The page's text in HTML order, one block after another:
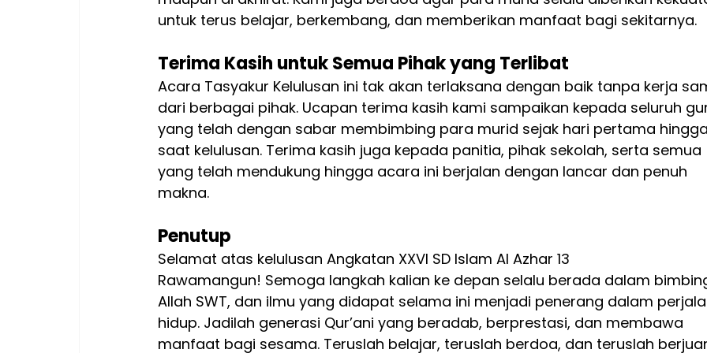
untuk terus belajar, berkembang, dan memberikan manfaat bagi sekitarnya.
Terima Kasih untuk Semua Pihak yang Terlibat
Acara Tasyakur Kelulusan ini tak akan terlaksana dengan baik tanpa kerja
dari berbagai pihak. Ucapan terima kasih kami sampaikan kepada seluruh
yang telah dengan sabar membimbing para murid sejak hari pertama hingga
saat kelulusan. Terima kasih juga kepada panitia, pihak sekolah, serta semua
yang telah mendukung hingga acara ini berjalan dengan lancar dan penuh
makna.
Penutup
Selamat atas kelulusan Angkatan XXVI SD Islam Al Azhar 13
Rawamangun! Semoga langkah kalian ke depan selalu berada dalam
Allah SWT, dan ilmu yang didapat selama ini menjadi penerang dalam
hidup. Jadilah generasi Qur’ani yang beradab, berprestasi, dan membawa
manfaat bagi sesama. Teruslah belajar, teruslah berdoa, dan teruslah